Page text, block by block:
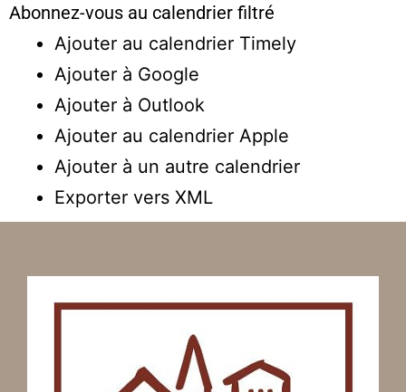
Abonnez-vous au calendrier filtré
Ajouter au calendrier Timely
Ajouter à Google
Ajouter à Outlook
Ajouter au calendrier Apple
Ajouter à un autre calendrier
Exporter vers XML